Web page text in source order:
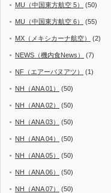
MU（中国東方航空 5） (50)
MU（中国東方航空 6） (55)
MX（メキシカーナ航空） (2)
NEWS（機内食News） (7)
NF（エアーバヌアツ） (1)
NH（ANA 01） (50)
NH（ANA 02） (50)
NH（ANA 03） (50)
NH（ANA 04） (50)
NH（ANA 05） (50)
NH（ANA 06） (50)
NH（ANA 07） (50)